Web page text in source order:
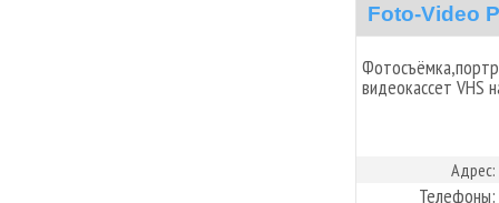
Foto-Video
видеокассет VHS
Адрес:
Телефоны: